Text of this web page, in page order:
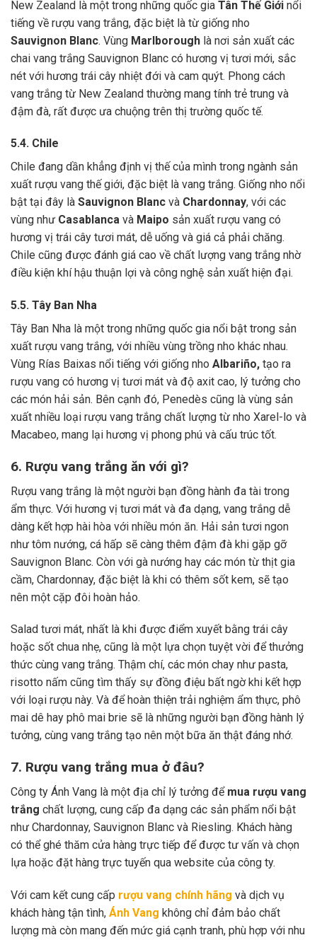
New Zealand là một trong những quốc gia Tân Thế Giới nổi
tiếng về rượu vang trắng, đặc biệt là từ giống nho
Sauvignon Blanc. Vùng Marlborough là nơi sản xuất các
chai vang trắng Sauvignon Blanc có hương vị tươi mới, sắc
nét với hương trái cây nhiệt đới và cam quýt. Phong cách
vang trắng từ New Zealand thường mang tính trẻ trung và
đậm đà, rất được ưa chuộng trên thị trường quốc tế.
5.4. Chile
Chile đang dần khẳng định vị thế của mình trong ngành sản
xuất rượu vang thế giới, đặc biệt là vang trắng. Giống nho nổi
bật tại đây là Sauvignon Blanc và Chardonnay, với các
vùng như Casablanca và Maipo sản xuất rượu vang có
hương vị trái cây tươi mát, dễ uống và giá cả phải chăng.
Chile cũng được đánh giá cao về chất lượng vang trắng nhờ
điều kiện khí hậu thuận lợi và công nghệ sản xuất hiện đại.
5.5. Tây Ban Nha
Tây Ban Nha là một trong những quốc gia nổi bật trong sản
xuất rượu vang trắng, với nhiều vùng trồng nho khác nhau.
Vùng Rías Baixas nổi tiếng với giống nho Albariño, tạo ra
rượu vang có hương vị tươi mát và độ axit cao, lý tưởng cho
các món hải sản. Bên cạnh đó, Penedès cũng là vùng sản
xuất nhiều loại rượu vang trắng chất lượng từ nho Xarel-lo và
Macabeo, mang lại hương vị phong phú và cấu trúc tốt.
6. Rượu vang trắng ăn với gì?
Rượu vang trắng là một người bạn đồng hành đa tài trong
ẩm thực. Với hương vị tươi mát và đa dạng, vang trắng dễ
dàng kết hợp hài hòa với nhiều món ăn. Hải sản tươi ngon
như tôm nướng, cá hấp sẽ càng thêm đậm đà khi gặp gỡ
Sauvignon Blanc. Còn với gà nướng hay các món từ thịt gia
cầm, Chardonnay, đặc biệt là khi có thêm sốt kem, sẽ tạo
nên một cặp đôi hoàn hảo.
Salad tươi mát, nhất là khi được điểm xuyết bằng trái cây
hoặc sốt chua nhẹ, cũng là một lựa chọn tuyệt vời để thưởng
thức cùng vang trắng. Thậm chí, các món chay như pasta,
risotto nấm cũng tìm thấy sự đồng điệu bất ngờ khi kết hợp
với loại rượu này. Và để hoàn thiện trải nghiệm ẩm thực, phô
mai dê hay phô mai brie sẽ là những người bạn đồng hành lý
tưởng, cùng vang trắng tạo nên một bữa ăn thật đáng nhớ.
7. Rượu vang trắng mua ở đâu?
Công ty Ánh Vang là một địa chỉ lý tưởng để mua rượu vang
trắng chất lượng, cung cấp đa dạng các sản phẩm nổi bật
như Chardonnay, Sauvignon Blanc và Riesling. Khách hàng
có thể ghé thăm cửa hàng trực tiếp để được tư vấn và chọn
lựa hoặc đặt hàng trực tuyến qua website của công ty.
Với cam kết cung cấp rượu vang chính hãng và dịch vụ
khách hàng tận tình, Ánh Vang không chỉ đảm bảo chất
lượng mà còn mang đến mức giá cạnh tranh, phù hợp với nhu